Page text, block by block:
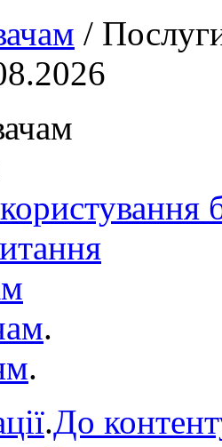
/
.
.
.До